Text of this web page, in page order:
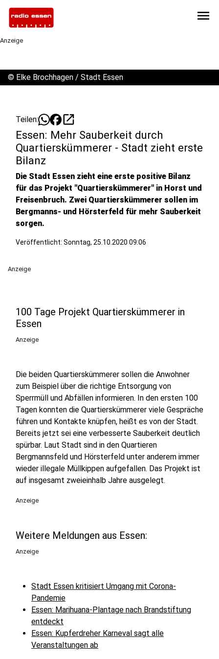
menu
Anzeige
© Elke Brochhagen / Stadt Essen
Teilen: open_in_new
Essen: Mehr Sauberkeit durch
Quartierskümmerer - Stadt zieht erste
Bilanz
Die Stadt Essen zieht eine erste positive Bilanz
für das Projekt "Quartierskümmerer" in Horst und
Freisenbruch. Zwei Quartierskümmerer sollen im
Bergmanns- und Hörsterfeld für mehr Sauberkeit
sorgen.
Veröffentlicht: Sonntag, 25.10.2020 09:06
Anzeige
100 Tage Projekt Quartierskümmerer in
Essen
Anzeige
Die beiden Quartierskümmerer sollen die Anwohner
zum Beispiel über die richtige Entsorgung von
Sperrmüll und Abfällen informieren. In den ersten 100
Tagen konnten die Quartierskümmerer viele Gespräche
führen und Kontakte knüpfen, heißt es von der Stadt.
Bereits jetzt sei eine verbesserte Sauberkeit deutlich
spürbar. Laut Stadt sind in den Quartieren
Bergmannsfeld und Hörsterfeld unter anderem immer
wieder illegale Müllkippen aufgefallen. Das Projekt ist
auf insgesamt zweieinhalb Jahre ausgelegt.
Anzeige
Weitere Meldungen aus Essen:
Anzeige
Stadt Essen kritisiert Umgang mit Corona-
Pandemie
Essen: Marihuana-Plantage nach Brandstiftung
entdeckt
Essen: Kupferdreher Karneval sagt alle
Veranstaltungen ab